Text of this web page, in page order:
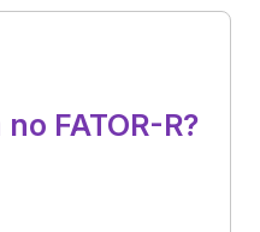
FATOR-R?